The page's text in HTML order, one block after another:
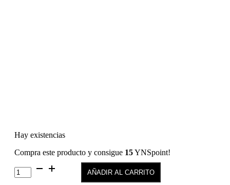
Hay existencias
Compra este producto y consigue 15YNSpoint!
HARD
GEL
AÑADIR AL CARRITO